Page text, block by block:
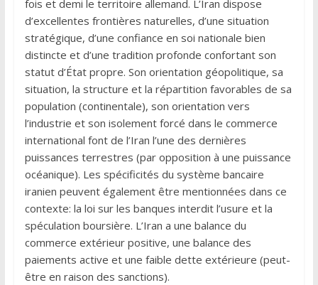
fois et demi le territoire allemand. L’Iran dispose
d’excellentes frontières naturelles, d’une situation
stratégique, d’une confiance en soi nationale bien
distincte et d’une tradition profonde confortant son
statut d’État propre. Son orientation géopolitique, sa
situation, la structure et la répartition favorables de sa
population (continentale), son orientation vers
l’industrie et son isolement forcé dans le commerce
international font de l’Iran l’une des dernières
puissances terrestres (par opposition à une puissance
océanique). Les spécificités du système bancaire
iranien peuvent également être mentionnées dans ce
contexte: la loi sur les banques interdit l’usure et la
spéculation boursière. L’Iran a une balance du
commerce extérieur positive, une balance des
paiements active et une faible dette extérieure (peut-
être en raison des sanctions).